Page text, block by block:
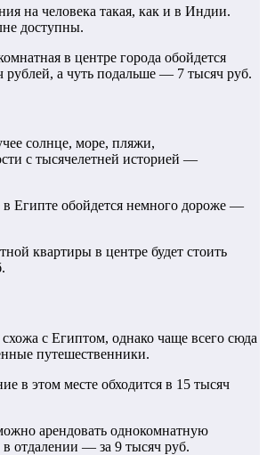
на человека такая, как и в Индии.
доступны.
в центре города обойдется
рублей, а чуть подальше — 7 тысяч руб.
солнце, море, пляжи,
с тысячелетней историей —
Египте обойдется немного дороже —
квартиры в центре будет стоить
с Египтом, однако чаще всего сюда
путешественники.
в этом месте обходится в 15 тысяч
арендовать однокомнатную
в отдалении — за 9 тысяч руб.